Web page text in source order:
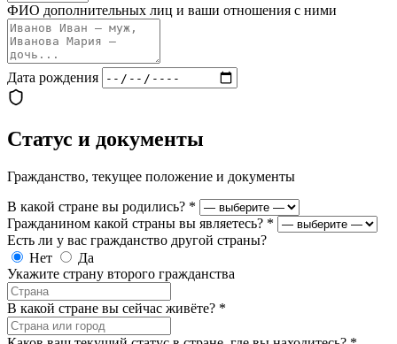
ФИО дополнительных лиц и ваши отношения с ними
Дата рождения
Статус и документы
Гражданство, текущее положение и документы
В какой стране вы родились? *
Гражданином какой страны вы являетесь? *
Есть ли у вас гражданство другой страны?
Нет
Да
Укажите страну второго гражданства
В какой стране вы сейчас живёте? *